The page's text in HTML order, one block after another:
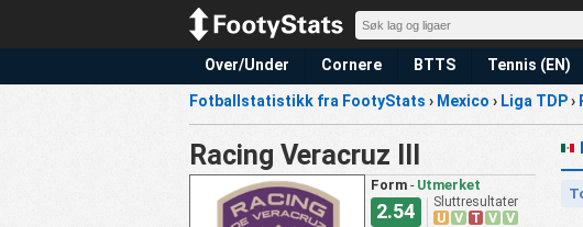
Over/Under Cornere BTTS Tennis (EN)
Fotballstatistikk fra FootyStats › Mexico › Liga TDP›
Racing Veracruz III
Form - Utmerket
2.54 Sluttresultater
U V T V V